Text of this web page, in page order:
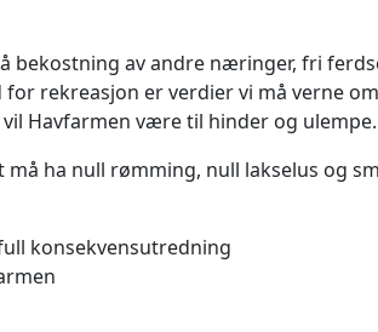
bekostning av andre næringer, fri
for rekreasjon er verdier vi må verne
Havfarmen være til hinder og ulempe.
ha null rømming, null lakselus og
konsekvensutredning